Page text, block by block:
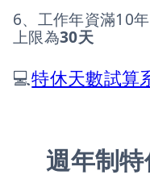
6、工作年資滿10
上限為30天
💻特休天數試算
週年制